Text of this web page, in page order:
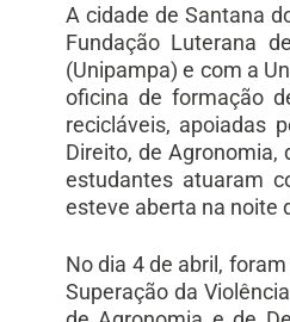
A cidade de Santana
Fundação Luterana
(Unipampa) e com a
oficina de formação
recicláveis, apoiadas
Direito, de Agronomia,
estudantes atuaram
esteve aberta na noite
No dia 4 de abril,
Superação da